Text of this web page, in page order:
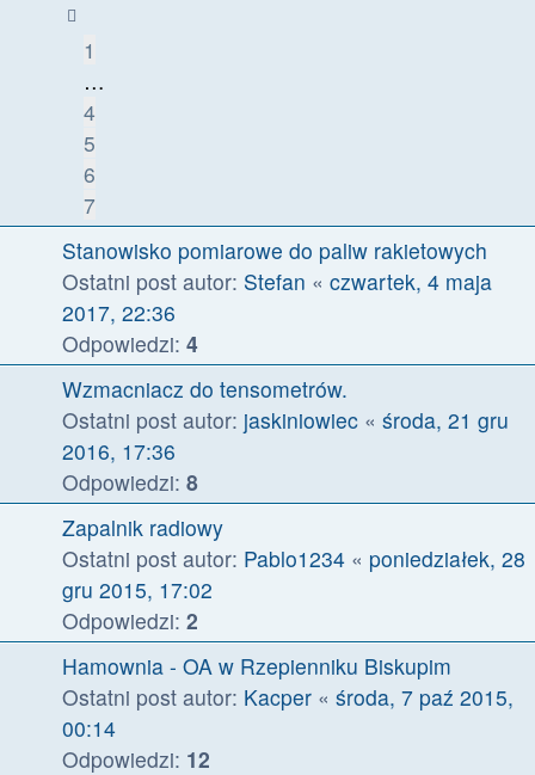
1
…
4
5
6
7
Stanowisko pomiarowe do paliw rakietowych
Ostatni post autor: Stefan « czwartek, 4 maja
2017, 22:36
Odpowiedzi: 4
Wzmacniacz do tensometrów.
Ostatni post autor: jaskiniowiec « środa, 21 gru
2016, 17:36
Odpowiedzi: 8
Zapalnik radiowy
Ostatni post autor: Pablo1234 « poniedziałek, 28
gru 2015, 17:02
Odpowiedzi: 2
Hamownia - OA w Rzepienniku Biskupim
Ostatni post autor: Kacper « środa, 7 paź 2015,
00:14
Odpowiedzi: 12